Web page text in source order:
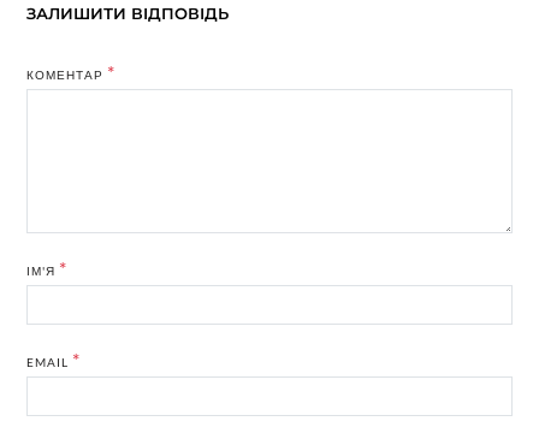
ЗАЛИШИТИ ВІДПОВІДЬ
КОМЕНТАР *
ІМ'Я *
EMAIL *